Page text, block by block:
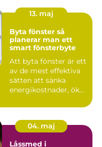
13. maj
Byta fönster så
planerar man ett
smart fönsterbyte
Att byta fönster är ett
av de mest effektiva
sätten att sänka
energikostnader, öka
o...
04. maj
Låssmed i